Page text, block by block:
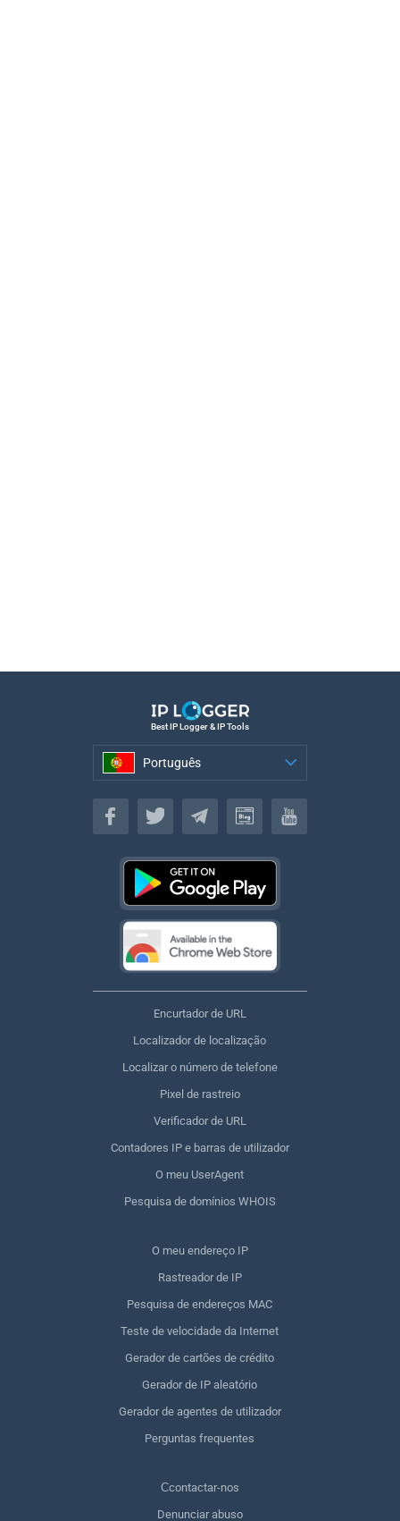
Best IP Logger & IP Tools
Português
Português
Encurtador de URL
Localizador de localização
Localizar o número de telefone
Pixel de rastreio
Verificador de URL
Contadores IP e barras de utilizador
O meu UserAgent
Pesquisa de domínios WHOIS
O meu endereço IP
Rastreador de IP
Pesquisa de endereços MAC
Teste de velocidade da Internet
Gerador de cartões de crédito
Gerador de IP aleatório
Gerador de agentes de utilizador
Perguntas frequentes
Сcontactar-nos
Denunciar abuso